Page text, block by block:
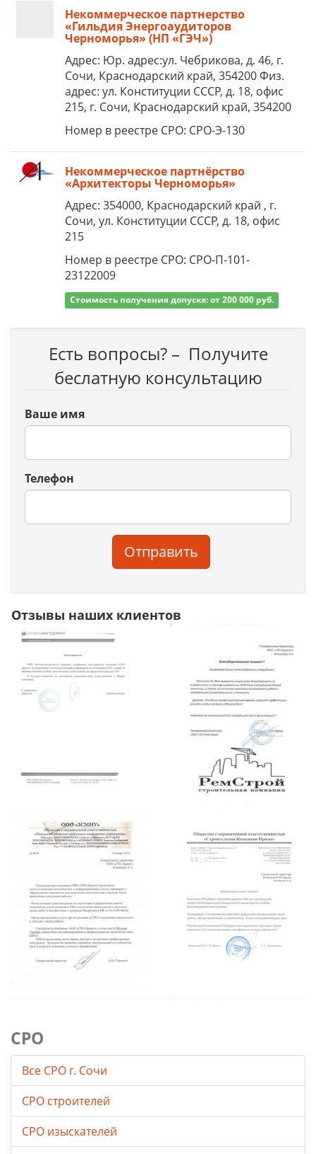
Некоммерческое партнерство
«Гильдия Энергоаудиторов
Черноморья» (НП «ГЭЧ»)
Адрес: Юр. адрес:ул. Чебрикова, д. 46, г.
Сочи, Краснодарский край, 354200 Физ.
адрес: ул. Конституции СССР, д. 18, офис
215, г. Сочи, Краснодарский край, 354200
Номер в реестре СРО: СРО-Э-130
Некоммерческое партнёрство
«Архитекторы Черноморья»
Адрес: 354000, Краснодарский край , г.
Сочи, ул. Конституции СССР, д. 18, офис
215
Номер в реестре СРО: СРО-П-101-
23122009
Стоимость получения допуска: от 200 000 руб.
Есть вопросы? – Получите
беслатную консультацию
Ваше имя
Телефон
Отправить
Отзывы наших клиентов
СРО
Все СРО г. Сочи
СРО строителей
СРО изыскателей